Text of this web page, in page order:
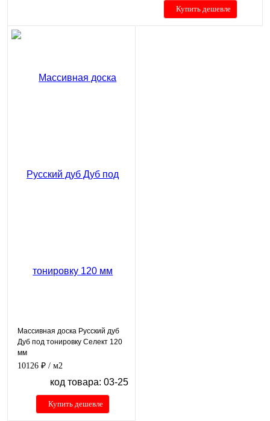
Купить дешевле
Массивная доска Русский дуб
Дуб под тонировку Селект 120
мм
10126 ₽ / м2
код товара: 03-25
Купить дешевле